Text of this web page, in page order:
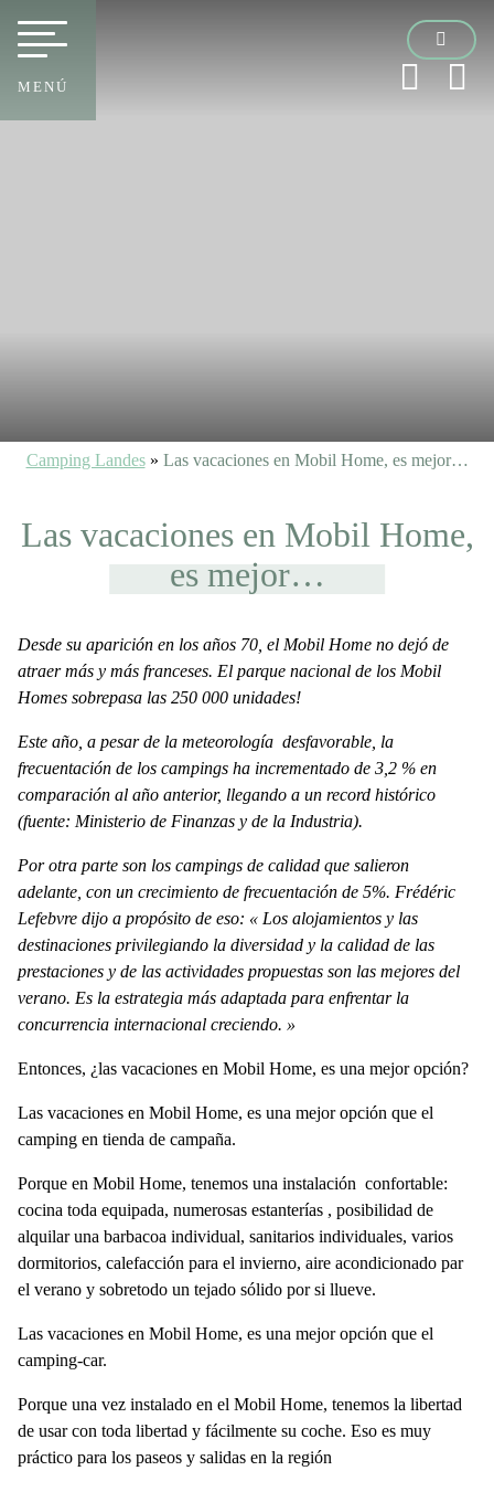
MENÚ
Camping Landes» Las vacaciones en Mobil Home, es mejor…
Las vacaciones en Mobil Home,
es mejor…
Desde su aparición en los años 70, el Mobil Home no dejó de
atraer más y más franceses. El parque nacional de los Mobil
Homes sobrepasa las 250 000 unidades!
Este año, a pesar de la meteorología desfavorable , la
frecuentación de los campings ha incrementado de 3,2 % en
comparación al año anterior, llegando a un record histórico
(fuente: Ministerio de Finanzas y de la Industria).
Por otra parte son los campings de calidad que salieron
adelante, con un crecimiento de frecuentación de 5%. Frédéric
Lefebvre dijo a propósito de eso: « Los alojamientos y las
destinaciones privilegiando la diversidad y la calidad de las
prestaciones y de las actividades propuestas son las mejores del
verano. Es la estrategia más adaptada para enfrentar la
concurrencia internacional creciendo. »
Entonces, ¿las vacaciones en Mobil Home, es una mejor opción?
Las vacaciones en Mobil Home, es una mejor opción que el
camping en tienda de campaña.
Porque en Mobil Home, tenemos una instalación confortable:
cocina toda equipada, numerosas estanterías , posibilidad de
alquilar una barbacoa individual, sanitarios individuales, varios
dormitorios, calefacción para el invierno, aire acondicionado par
el verano y sobretodo un tejado sólido por si llueve.
Las vacaciones en Mobil Home, es una mejor opción que el
camping-car.
Porque una vez instalado en el Mobil Home, tenemos la libertad
de usar con toda libertad y fácilmente su coche. Eso es muy
práctico para los paseos y salidas en la región